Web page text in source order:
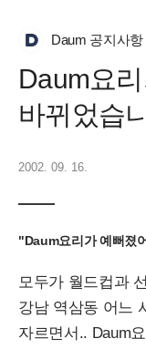
Daum 공지사항
Daum요
바뀌었습
2002. 09. 16.
"Daum요리가 예뻐졌
모두가 월드컵과
강남 역삼동 어느
자르면서.. Daum